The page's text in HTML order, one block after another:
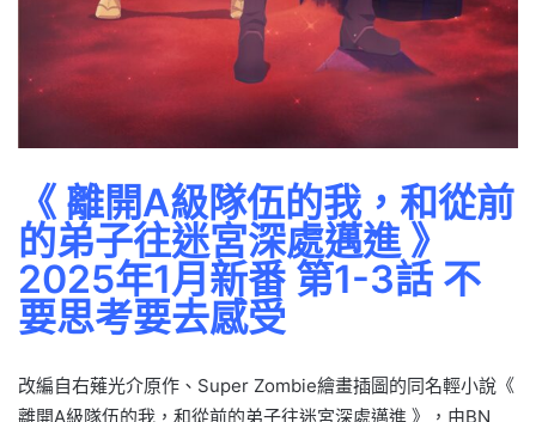
《 離開A級隊伍的我，和從前
的弟子往迷宮深處邁進 》
2025年1月新番 第1-3話 不
要思考要去感受
改編自右薙光介原作、Super Zombie繪畫插圖的同名輕小說《
離開A級隊伍的我，和從前的弟子往迷宮深處邁進 》，由BN